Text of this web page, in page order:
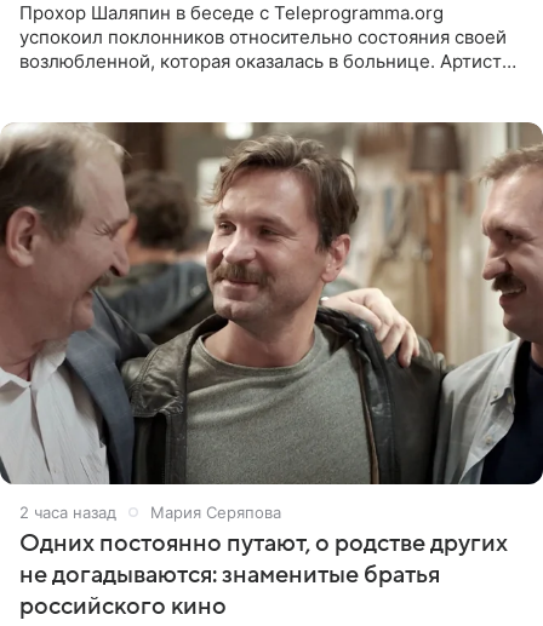
Прохор Шаляпин в беседе с Teleprogramma.org
успокоил поклонников относительно состояния своей
возлюбленной, которая оказалась в больнице. Артист
2 часа назад Мария Серяпова
Одних постоянно путают, о родстве других
не догадываются: знаменитые братья
российского кино